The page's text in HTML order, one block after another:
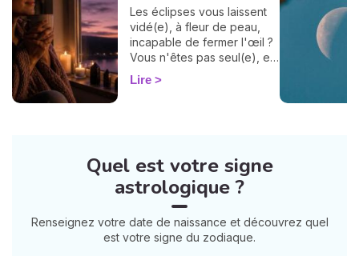
Les éclipses vous laissent
vidé(e), à fleur de peau,
incapable de fermer l'œil ?
Vous n'êtes pas seul(e), et
surtout : ça se traverse en
douceur. Voici 7 gestes
intérieur. 🛡️🌒
Lire
Quel est votre signe
astrologique ?
Renseignez votre date de naissance et découvrez quel
est votre signe du zodiaque.